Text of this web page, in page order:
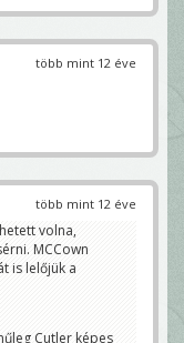
több mint 12 éve
több mint 12 éve
volna,
MCCown
is lelőjük a
Cutler képes